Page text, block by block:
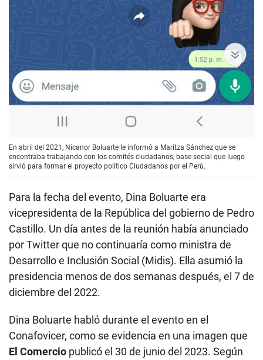
En abril del 2021, Nicanor Boluarte le informó a Maritza Sánchez que se
encontraba trabajando con los comités ciudadanos, base social que luego
sirvió para formar el proyecto político Ciudadanos por el Perú.
Para la fecha del evento, Dina Boluarte era
vicepresidenta de la República del gobierno de Pedro
Castillo. Un día antes de la reunión había anunciado
por Twitter que no continuaría como ministra de
Desarrollo e Inclusión Social (Midis). Ella asumió la
presidencia menos de dos semanas después, el 7 de
diciembre del 2022.
Dina Boluarte habló durante el evento en el
Conafovicer, como se evidencia en una imagen que
El Comercio publicó el 30 de junio del 2023. Según